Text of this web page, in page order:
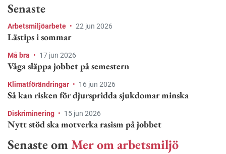
Senaste
Arbetsmiljöarbete • 22 jun 2026
Lästips i sommar
Må bra • 17 jun 2026
Våga släppa jobbet på semestern
Klimatförändringar • 16 jun 2026
Så kan risken för djurspridda sjukdomar minska
Diskriminering • 15 jun 2026
Nytt stöd ska motverka rasism på jobbet
Senaste omMer om arbetsmiljö